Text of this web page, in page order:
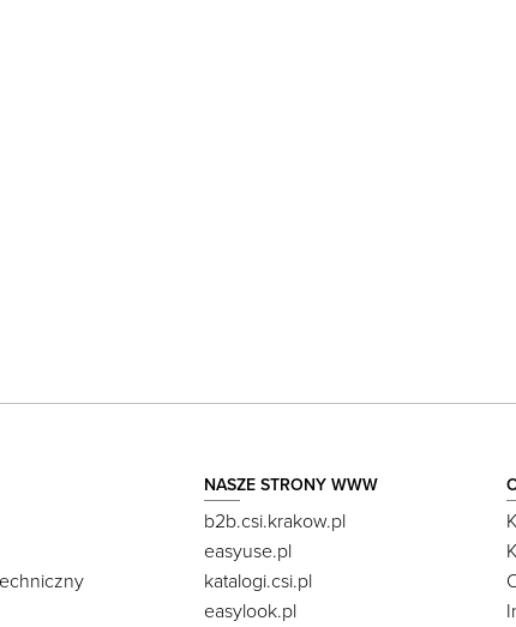
NASZE STRONY WWW
b2b.csi.krakow.pl
easyuse.pl
katalogi.csi.pl
easylook.pl